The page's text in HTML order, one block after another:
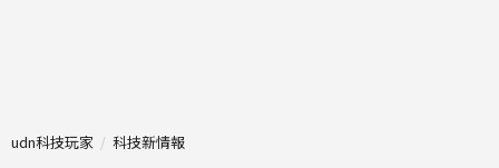
udn科技玩家 科技新情報